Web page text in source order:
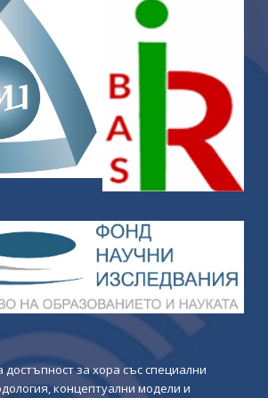
достъпност за хора със специални
концептуални модели и